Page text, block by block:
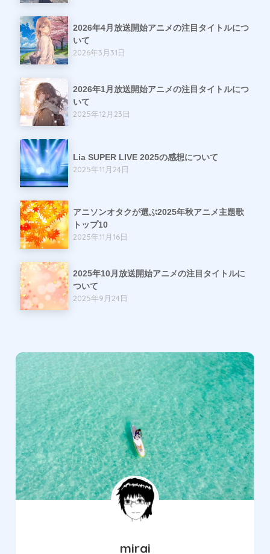
2026年4月放送開始アニメの注目タイトルにつ
いて
2026年3月31日
2026年1月放送開始アニメの注目タイトルにつ
いて
2025年12月23日
Lia SUPER LIVE 2025の感想について
2025年11月24日
アニソンオタクが選ぶ2025年秋アニメ主題歌
トップ10
2025年11月16日
2025年10月放送開始アニメの注目タイトルに
ついて
2025年9月24日
mirai